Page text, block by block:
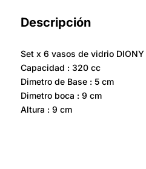
Descripción
Set x 6 vasos de vidrio DIONY
Capacidad : 320 cc
Dimetro de Base : 5 cm
Dimetro boca : 9 cm
Altura : 9 cm